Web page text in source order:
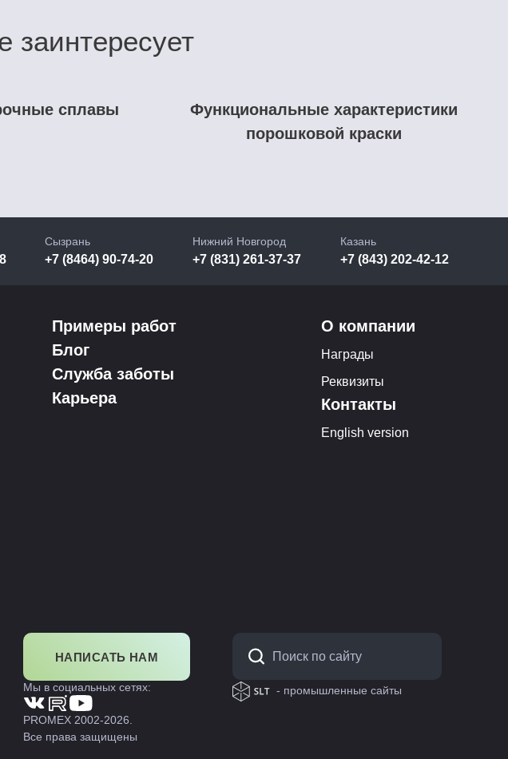
заинтересует
сплавы
Функциональные характеристики
порошковой краски
Сызрань
+7 (8464) 90-74-20
Нижний Новгород
+7 (831) 261-37-37
Казань
+7 (843) 202-42-12
Примеры работ
Блог
Служба заботы
Карьера
О компании
Награды
Реквизиты
Контакты
English version
НАПИСАТЬ НАМ
Мы в социальных сетях: - промышленные сайты
PROMEX 2002-2026.
Все права защищены